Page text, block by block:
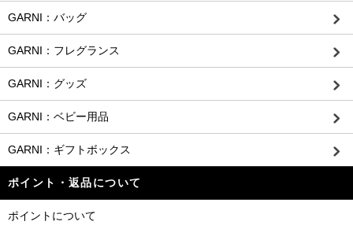
GARNI：バッグ
GARNI：フレグランス
GARNI：グッズ
GARNI：ベビー用品
GARNI：ギフトボックス
ポイント・返品について
ポイントについて